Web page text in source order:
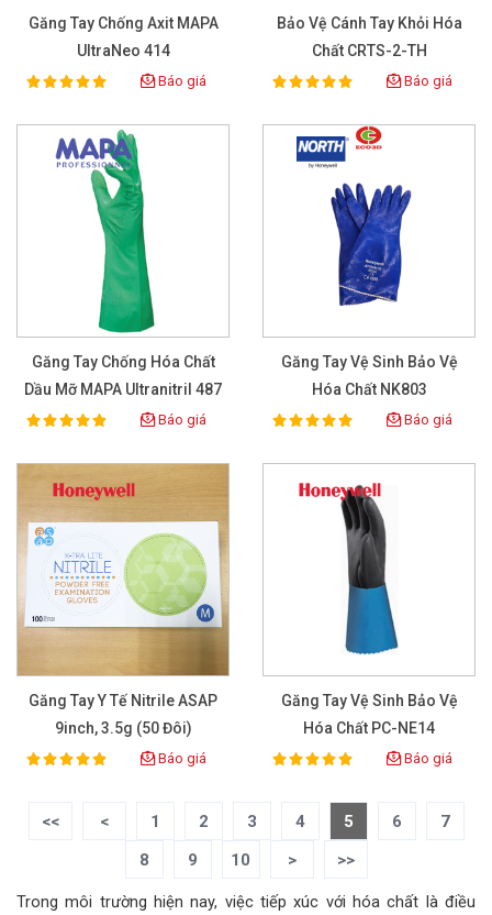
Găng Tay Chống Axit MAPA
UltraNeo 414
Rating:
100% Báo giá
Bảo Vệ Cánh Tay Khỏi Hóa
Chất CRTS-2-TH
Rating:
100% Báo giá
Găng Tay Chống Hóa Chất
Dầu Mỡ MAPA Ultranitril 487
Rating:
100% Báo giá
Găng Tay Vệ Sinh Bảo Vệ
Hóa Chất NK803
Rating:
100% Báo giá
Găng Tay Y Tế Nitrile ASAP
9inch, 3.5g (50 Đôi)
Rating:
100% Báo giá
Găng Tay Vệ Sinh Bảo Vệ
Hóa Chất PC-NE14
Rating:
100% Báo giá
<< < 1 2 3 4 5 6
7
8
9 10 > >>
Trong môi trường hiện nay, việc tiếp xúc với hóa chất là điều